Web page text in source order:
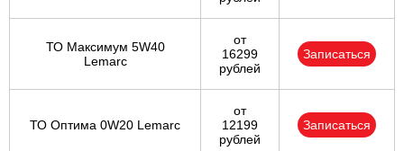
ТО Максимум 5W40
Lemarc
от
16299
рублей
Записаться
ТО Оптима 0W20 Lemarc
от
12199
рублей
Записаться